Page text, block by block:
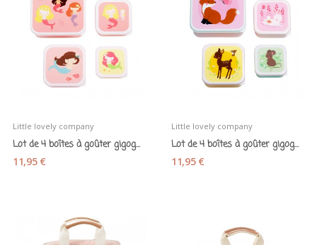
Little lovely company
Lot de 4 boîtes à goûter gigognes « Sirènes »
11,95 €
Little lovely company
Lot de 4 boîtes à goûter gigognes « Amis de la...
11,95 €